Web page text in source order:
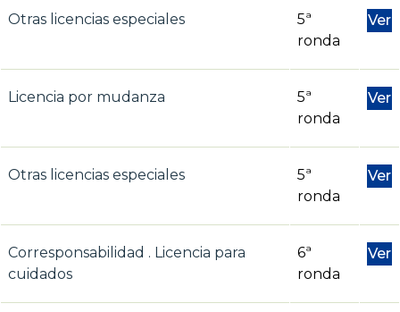
Otras licencias especiales
5ª
ronda
Ver
Licencia por mudanza
5ª
ronda
Ver
Otras licencias especiales
5ª
ronda
Ver
Corresponsabilidad . Licencia para
cuidados
6ª
ronda
Ver